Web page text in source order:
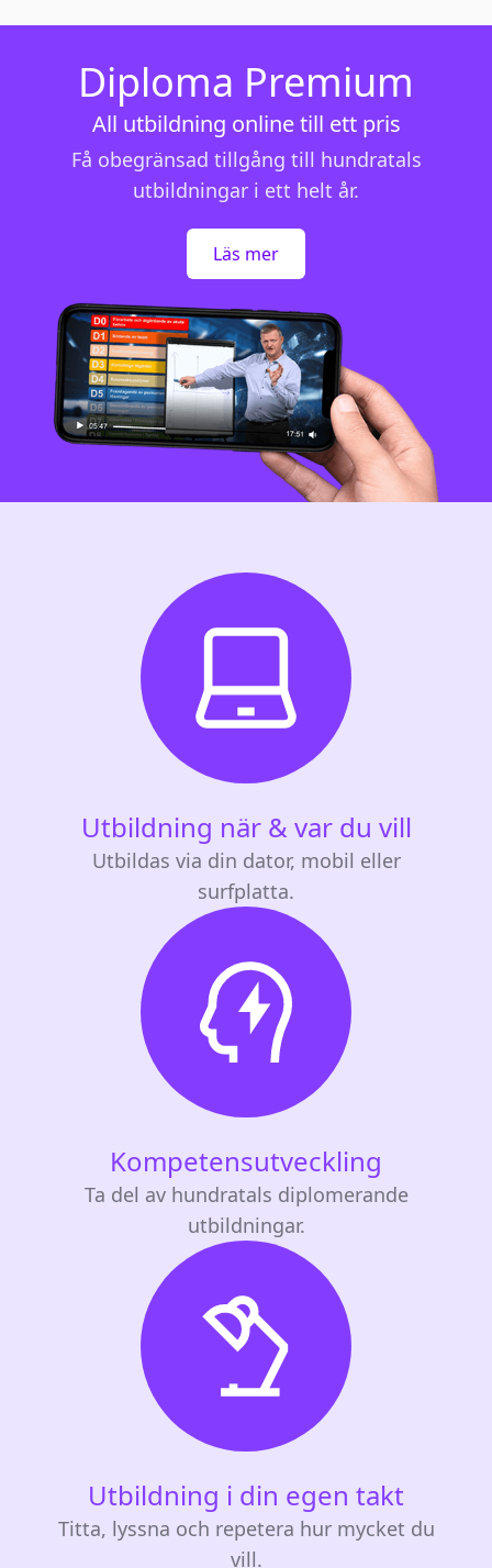
Diploma Premium
All utbildning online till ett pris
Få obegränsad tillgång till hundratals
utbildningar i ett helt år.
Läs mer
Utbildning när & var du vill
Utbildas via din dator, mobil eller
surfplatta.
Kompetensutveckling
Ta del av hundratals diplomerande
utbildningar.
Utbildning i din egen takt
Titta, lyssna och repetera hur mycket du
vill.